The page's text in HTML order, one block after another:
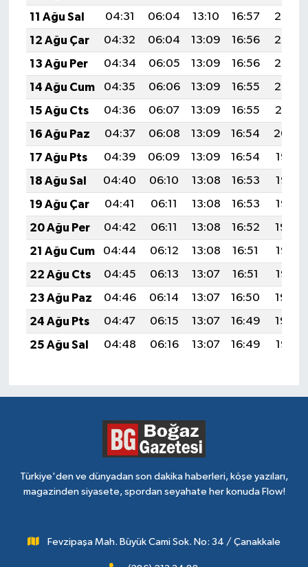
11 Ağu Sal
04:31 06:04 13:10 16:57
20:06
12 Ağu Çar
04:32 06:04 13:09 16:56
20:05
13 Ağu Per
04:34 06:05 13:09 16:56
20:03
14 Ağu Cum
04:35 06:06 13:09 16:55
20:02
15 Ağu Cts
04:36 06:07 13:09 16:55
20:01
16 Ağu Paz
04:37 06:08 13:09 16:54
20:00
17 Ağu Pts
04:39 06:09 13:09 16:54
19:58
18 Ağu Sal
04:40 06:10 13:08 16:53
19:57
19 Ağu Çar
04:41 06:11 13:08 16:53
19:56
20 Ağu Per
04:42 06:11 13:08 16:52
19:54
21 Ağu Cum
04:44 06:12 13:08 16:51
19:53
22 Ağu Cts
04:45 06:13 13:07 16:51
19:52
23 Ağu Paz
04:46 06:14 13:07 16:50
19:50
24 Ağu Pts
04:47 06:15 13:07 16:49
19:49
25 Ağu Sal
04:48 06:16 13:07 16:49 19:47
Türkiye'den ve dünyadan son dakika haberleri, köşe yazıları,
magazinden siyasete, spordan seyahate her konuda Flow!
Fevzipaşa Mah. Büyük Cami Sok. No: 34 / Çanakkale